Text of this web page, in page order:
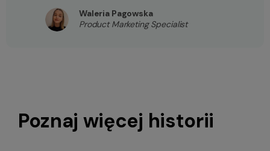
Waleria Pagowska
Product Marketing Specialist
Poznaj więcej historii